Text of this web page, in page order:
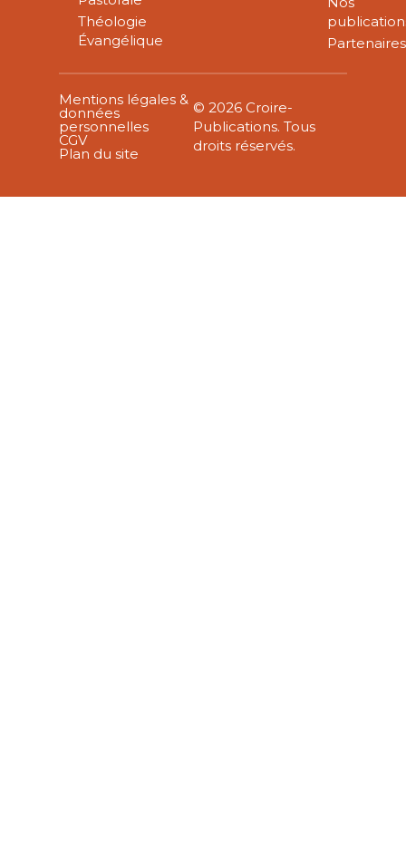
Théologie
Évangélique
Partenaires
Mentions légales &
données
personnelles
CGV
Plan du site
© 2026 Croire-
Publications. Tous
droits réservés.